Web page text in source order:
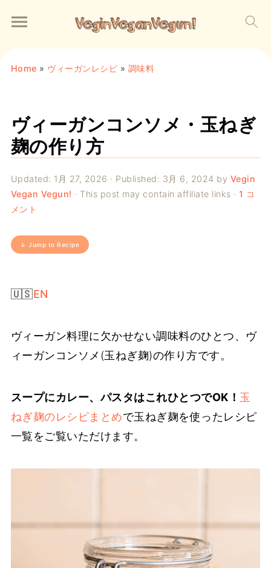
Home » ヴィーガンレシピ » 調味料
ヴィーガンコンソメ・玉ねぎ
麹の作り方
Updated: 1月 27, 2026 · Published: 3月 6, 2024 by Vegin
Vegan Vegun! · This post may contain affiliate links ·1 コ
メント
↓ Jump to Recipe
🇺🇸EN
ヴィーガン料理に欠かせない調味料のひとつ、ヴ
ィーガンコンソメ(玉ねぎ麹)の作り方です。
スープにカレー、パスタはこれひとつでOK！ 玉
ねぎ麹のレシピまとめで玉ねぎ麹を使ったレシピ
一覧をご覧いただけます。